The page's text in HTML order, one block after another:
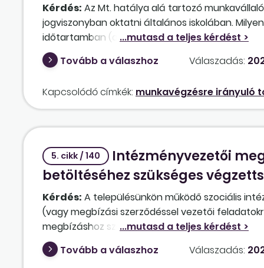
Kérdés: Az Mt. hatálya alá tartozó
jogviszonyban oktatni általános iskolában.
időtartamban (azaz 08:00–16:00 között) két
időintervallumot érint a másodállás.
Tovább a válaszhoz Válaszadás:
Kapcsolódó címkék: munkavégzésre irányuló
5. cikk / 140
Intézményvezetői
betöltéséhez szükséges
Kérdés: A településünkön működő szociális
(vagy megbízási szerződéssel vezetői
megbízáshoz szükséges végzettség
hátra.
Tovább a válaszhoz Válaszadás: